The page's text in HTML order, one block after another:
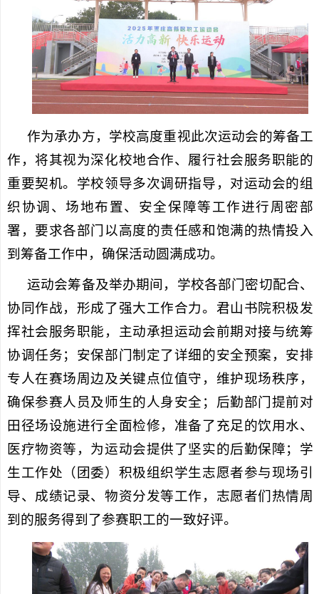
作为承办方，学校高度重视此次运动会的筹备工
作，将其视为深化校地合作、履行社会服务职能的
重要契机。学校领导多次调研指导，对运动会的组
织协调、场地布置、安全保障等工作进行周密部
署，要求各部门以高度的责任感和饱满的热情投入
到筹备工作中，确保活动圆满成功。
运动会筹备及举办期间，学校各部门密切配合、
协同作战，形成了强大工作合力。 君山书院积极发
挥社会服务职能，主动承担运动会前期对接与统筹
协调任务； 安保部门制定了详细的安全预案，安排
专人在赛场周边及关键点位值守，维护现场秩序，
确保参赛人员及师生的人身安全；后勤部门提前对
田径场设施进行全面检修，准备了充足的饮用水、
医疗物资等，为运动会提供了坚实的后勤保障；学
生工作处（团委）积极组织学生志愿者参与现场引
导、成绩记录、物资分发等工作，志愿者们热情周
到的服务得到了参赛职工的一致好评。